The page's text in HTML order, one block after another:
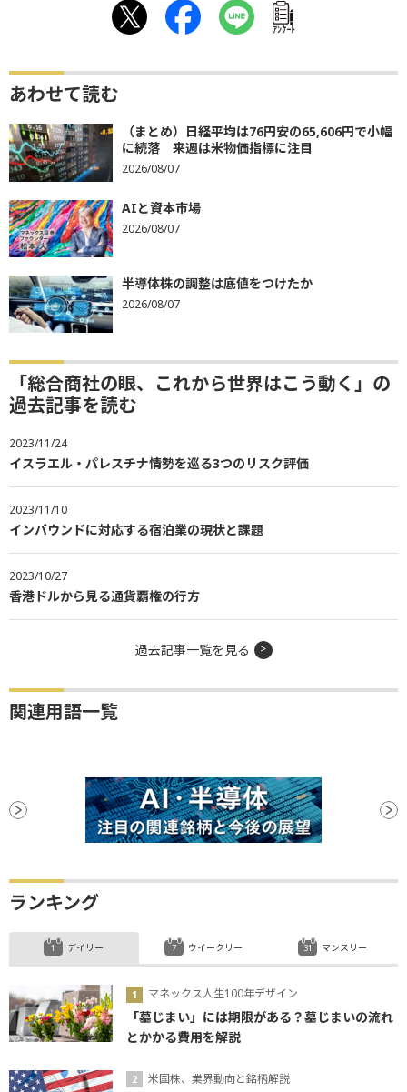
ｱﾝｹｰﾄ
あわせて読む
（まとめ）日経平均は76円安の65,606円で小幅
に続落 来週は米物価指標に注目
2026/08/07
AIと資本市場
2026/08/07
半導体株の調整は底値をつけたか
2026/08/07
「総合商社の眼、これから世界はこう動く」の
過去記事を読む
2023/11/24
イスラエル・パレスチナ情勢を巡る3つのリスク評価
2023/11/10
インバウンドに対応する宿泊業の現状と課題
2023/10/27
香港ドルから見る通貨覇権の行方
過去記事一覧を見る
関連用語一覧
ランキング
デイリー
マネックス人生100年デザイン
「墓じまい」には期限がある？墓じまいの流れ
とかかる費用を解説
米国株、業界動向と銘柄解説
ウイークリー マンスリー